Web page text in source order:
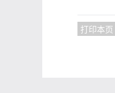
打印本页